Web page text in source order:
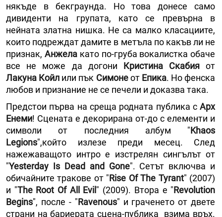
някъде в бекграунда. Но това донесе само
дивиденти на групата, като се превърна в
нейната златна нишка. Не са малко класациите,
които подреждат дамите в метъла по какъв ли не
признак, Анжела като по-груба вокалистка обаче
все не може да догони Кристина Скабия от
Лакуна Койл или пък Симонеот Епика. Но фенска
любов и признание не се печели и доказва така.
Предстои първа на среща родната публика сАрх
Енеми! Сцената е декорирана от-до с елементи и
символи от последния албум "Khaos
Legions",който излезе преди месец. След
нажежаващото интро е изстрелян сингълът от
"Yesterday Is Dead and Gone". Сетът включва и
обичайните тракове от "Rise Of The Tyrant" (2007)
и "The Root Of All Evil " (2009). Втора е "Revolution
Begins", после - "Ravenous" и граченето от двете
страни на бариерата сцена-публика взима връх.